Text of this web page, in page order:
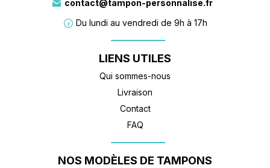
contact@tampon-personnalise.fr
Du lundi au vendredi de 9h à 17h
NOS MODÈLES DE TAMPONS
LIENS UTILES
Qui sommes-nous
Livraison
Contact
FAQ